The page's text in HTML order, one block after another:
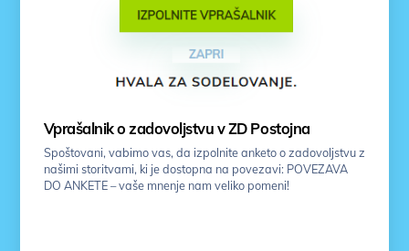
Vprašalnik o zadovoljstvu v ZD Postojna
Spoštovani, vabimo vas, da izpolnite anketo o zadovoljstvu z
našimi storitvami, ki je dostopna na povezavi: POVEZAVA
DO ANKETE – vaše mnenje nam veliko pomeni!